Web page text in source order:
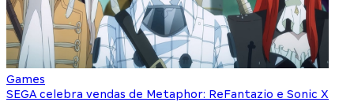
Games
SEGA celebra vendas de Metaphor: ReFantazio e Sonic X